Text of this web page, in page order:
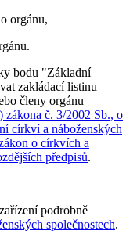
orgánu,
bodu "Základní
zakládací listinu
členy orgánu
zákona č. 3/2002 Sb., o
církví a náboženských
o církvích a
předpisů.
podrobně
společnostech.